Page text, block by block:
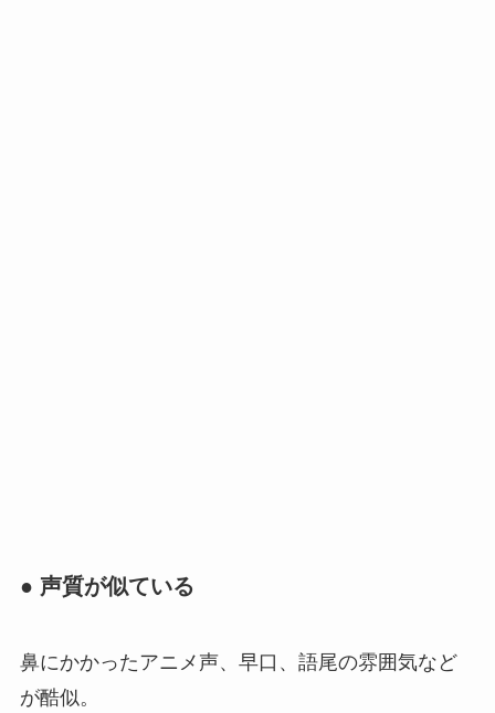
● 声質が似ている
鼻にかかったアニメ声、早口、語尾の雰囲気など
が酷似。